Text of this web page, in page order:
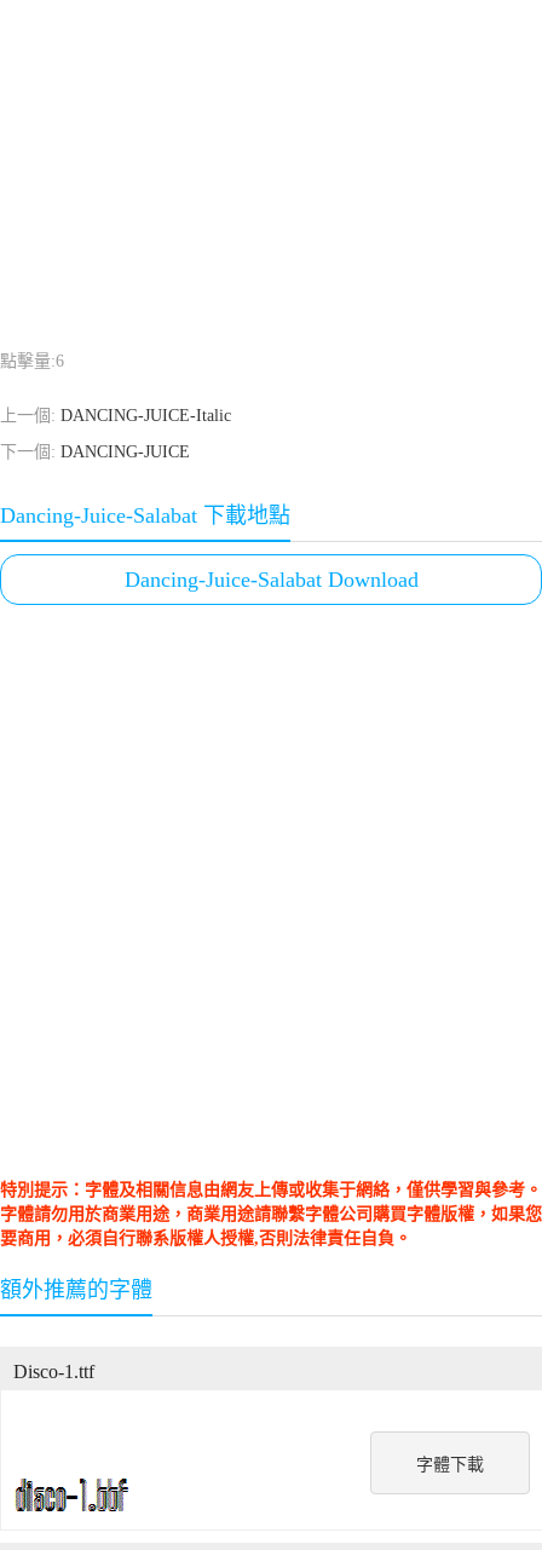
點擊量:6
上一個: DANCING-JUICE-Italic
下一個: DANCING-JUICE
Dancing-Juice-Salabat 下載地點
Dancing-Juice-Salabat Download
特別提示：字體及相關信息由網友上傳或收集于網絡，僅供學習與參考。
字體請勿用於商業用途，商業用途請聯繫字體公司購買字體版權，如果您
要商用，必須自行聯系版權人授權,否則法律責任自負。
額外推薦的字體
字體下載
Disco-1.ttf